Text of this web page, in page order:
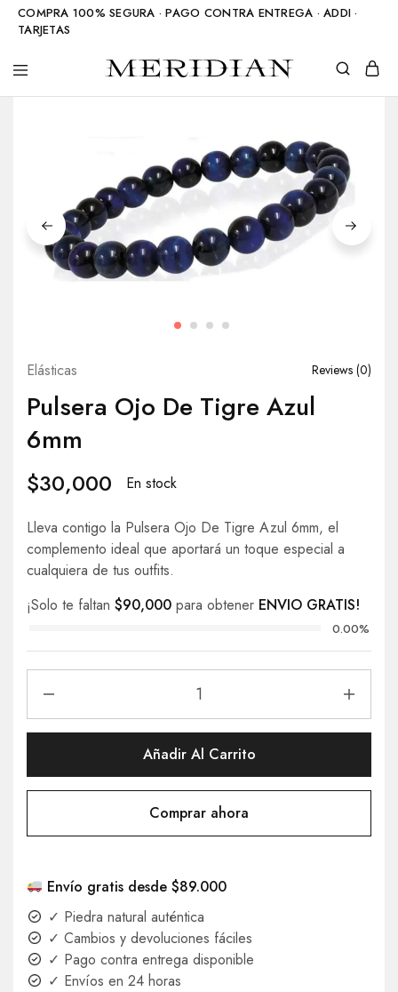
COMPRA 100% SEGURA · PAGO CONTRA ENTREGA · ADDI ·
TARJETAS
Meridian
Accesorios
Elásticas Reviews (0)
Pulsera Ojo De Tigre Azul
6mm
$30,000 En stock
Lleva contigo la Pulsera Ojo De Tigre Azul 6mm, el
complemento ideal que aportará un toque especial a
cualquiera de tus outfits.
¡Solo te faltan $90,000 para obtener ENVIO GRATIS!
0.00%
Añadir Al Carrito
Comprar ahora
Envío gratis desde $89.000
✓ Piedra natural auténtica
✓ Cambios y devoluciones fáciles
✓ Pago contra entrega disponible
✓ Envíos en 24 horas